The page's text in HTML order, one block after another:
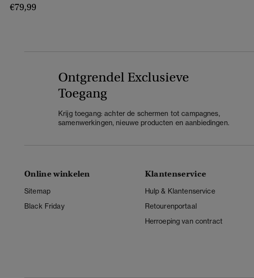
€79,99
Ontgrendel Exclusieve
Toegang
Krijg toegang: achter de schermen tot campagnes,
samenwerkingen, nieuwe producten en aanbiedingen.
Online winkelen
Sitemap
Black Friday
Klantenservice
Hulp & Klantenservice
Retourenportaal
Herroeping van contract